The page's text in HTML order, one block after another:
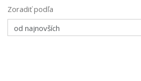
Zoradiť podľa